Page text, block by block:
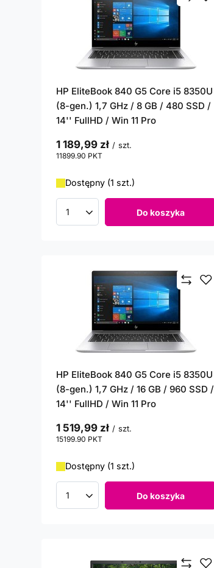
HP EliteBook 840 G5 Core i5 8350U
(8-gen.) 1,7 GHz / 8 GB / 480 SSD /
14'' FullHD / Win 11 Pro
1 189,99 zł / szt.
11899.90 PKT
Dostępny (1 szt.)
Ilość produktów Do koszyka
HP EliteBook 840 G5 Core i5 8350U
(8-gen.) 1,7 GHz / 16 GB / 960 SSD /
14'' FullHD / Win 11 Pro
1 519,99 zł / szt.
15199.90 PKT
Dostępny (1 szt.)
Ilość produktów Do koszyka